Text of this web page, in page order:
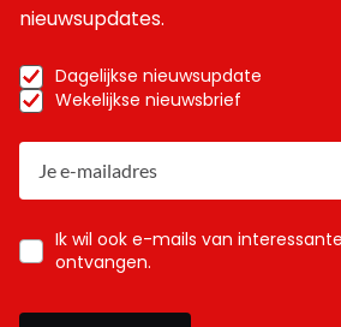
nieuwsupdates.
Dagelijkse nieuwsupdate
Wekelijkse nieuwsbrief
Ik wil ook e-mails van
ontvangen.